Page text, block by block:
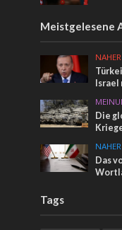
Meistgelesene
Die
Das
Tags